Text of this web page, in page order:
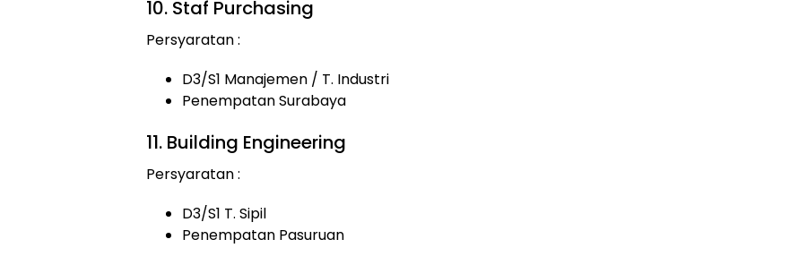
10. Staf Purchasing
Persyaratan :
D3/S1 Manajemen / T. Industri
Penempatan Surabaya
11. Building Engineering
Persyaratan :
D3/S1 T. Sipil
Penempatan Pasuruan